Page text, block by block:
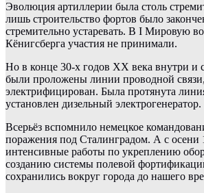
Эволюция артиллерии была столь
лишь строительство фортов было
стремительно устаревать. В I Мировую
Кёнигсберга участия не принимали.
Но в конце 30-х годов ХХ века внутри и
были проложены линии проводной
электрифицирован. Была протянута
установлен дизельный электрогенератор.
Всерьёз вспомнило немецкое
поражения под Сталинградом. А с осени
интенсивные работы по укреплению
созданию системы полевой
сохранились вокруг города до нашего